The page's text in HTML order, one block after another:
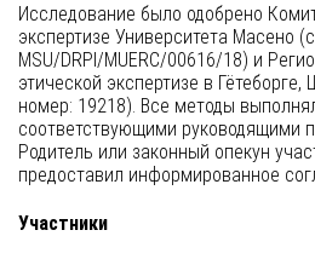
Исследование было одобрено
экспертизе Университета Масено
MSU/DRPI/MUERC/00616/18) и
этической экспертизе в
номер: 19218). Все методы
соответствующими руководящими
Родитель или законный опекун
предоставил информированное
Участники